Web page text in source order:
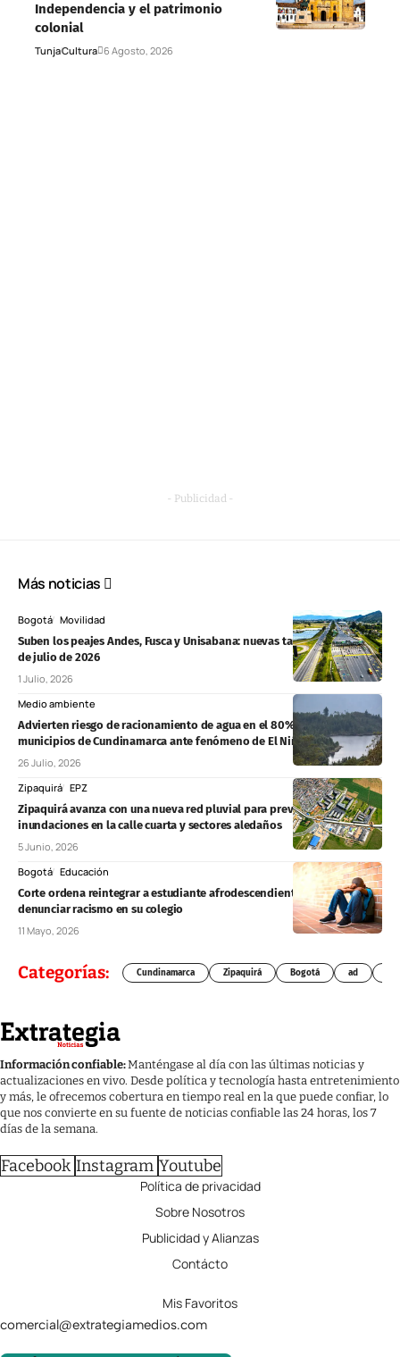
Independencia y el patrimonio
colonial
TunjaCultura 6 Agosto, 2026
- Publicidad -
Más noticias
Bogotá Movilidad
Suben los peajes Andes, Fusca y Unisabana: nuevas tarifas desde este 1
de julio de 2026
1 Julio, 2026
Medio ambiente
Advierten riesgo de racionamiento de agua en el 80% de los
municipios de Cundinamarca ante fenómeno de El Niño
26 Julio, 2026
Zipaquirá EPZ
Zipaquirá avanza con una nueva red pluvial para prevenir
inundaciones en la calle cuarta y sectores aledaños
5 Junio, 2026
Bogotá Educación
Corte ordena reintegrar a estudiante afrodescendiente expulsado tras
denunciar racismo en su colegio
11 Mayo, 2026
Categorías: Cundinamarca Zipaquirá Bogotá ad
Información confiable:Manténgase al día con las últimas noticias y
actualizaciones en vivo. Desde política y tecnología hasta entretenimiento
y más, le ofrecemos cobertura en tiempo real en la que puede confiar, lo
que nos convierte en su fuente de noticias confiable las 24 horas, los 7
días de la semana.
Facebook Instagram Youtube
Política de privacidad
Sobre Nosotros
Publicidad y Alianzas
Contácto
Mis Favoritos
comercial@extrategiamedios.com